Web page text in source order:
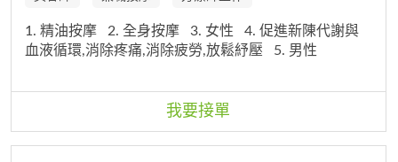
1. 精油按摩 2. 全身按摩 3. 女性
4. 促進新陳代謝與
血液循環,消除疼痛,消除疲勞,放鬆紓壓
5. 男性
我要接單